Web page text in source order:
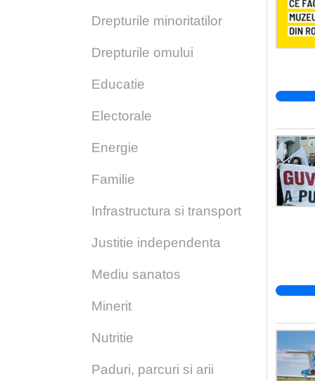
Drepturile minoritatilor
Drepturile omului
Educatie
Electorale
Energie
Familie
Infrastructura si transport
Justitie independenta
Mediu sanatos
Minerit
Nutritie
Paduri, parcuri si arii